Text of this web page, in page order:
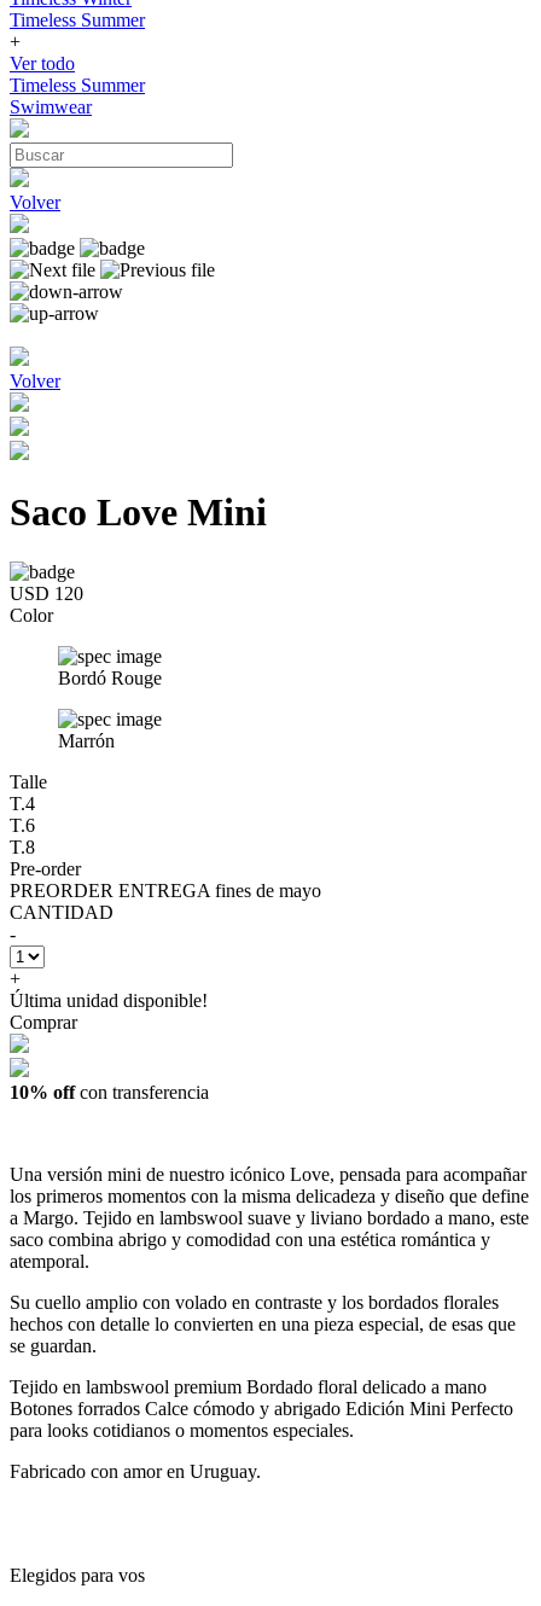
Timeless Summer
+
Ver todo
Timeless Summer
Swimwear
Volver
Volver
Saco Love Mini
USD 120
Color
Bordó Rouge
Marrón
Talle
T.4
T.6
T.8
Pre-order
PREORDER ENTREGA fines de mayo
CANTIDAD
-
+
Última unidad disponible!
Comprar
10% offcon transferencia
Una versión mini de nuestro icónico Love, pensada para acompañar
los primeros momentos con la misma delicadeza y diseño que define
a Margo. Tejido en lambswool suave y liviano bordado a mano, este
saco combina abrigo y comodidad con una estética romántica y
atemporal.
Su cuello amplio con volado en contraste y los bordados florales
hechos con detalle lo convierten en una pieza especial, de esas que
se guardan.
Tejido en lambswool premium Bordado floral delicado a mano
Botones forrados Calce cómodo y abrigado Edición Mini Perfecto
para looks cotidianos o momentos especiales.
Fabricado con amor en Uruguay.
Elegidos para vos